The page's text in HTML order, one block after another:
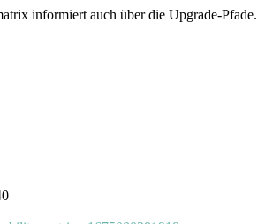
informiert auch über die Upgrade-Pfade.